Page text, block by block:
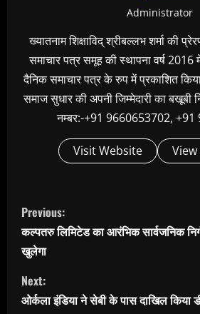
Administrator
ख्यातनाम शिक्षाविद् श्रीबल्लभ शर्मा की
समाचार पत्र समूह की स्थापना वर्ष
दैनिक समाचार पत्र के रुप में प्रकाशित
समाज सुधार की अपनी जिम्मेदारी का बखूबी
नम्बर:-+91 9660653702,
Visit Website
C
o
n
t
i
Previous:
कल्पतरु लिमिटेड का आरंभिक सार्वजनिक
खुलेगा
Next:
ओर्कला इंडिया ने सेबी के पास दाखिल किया